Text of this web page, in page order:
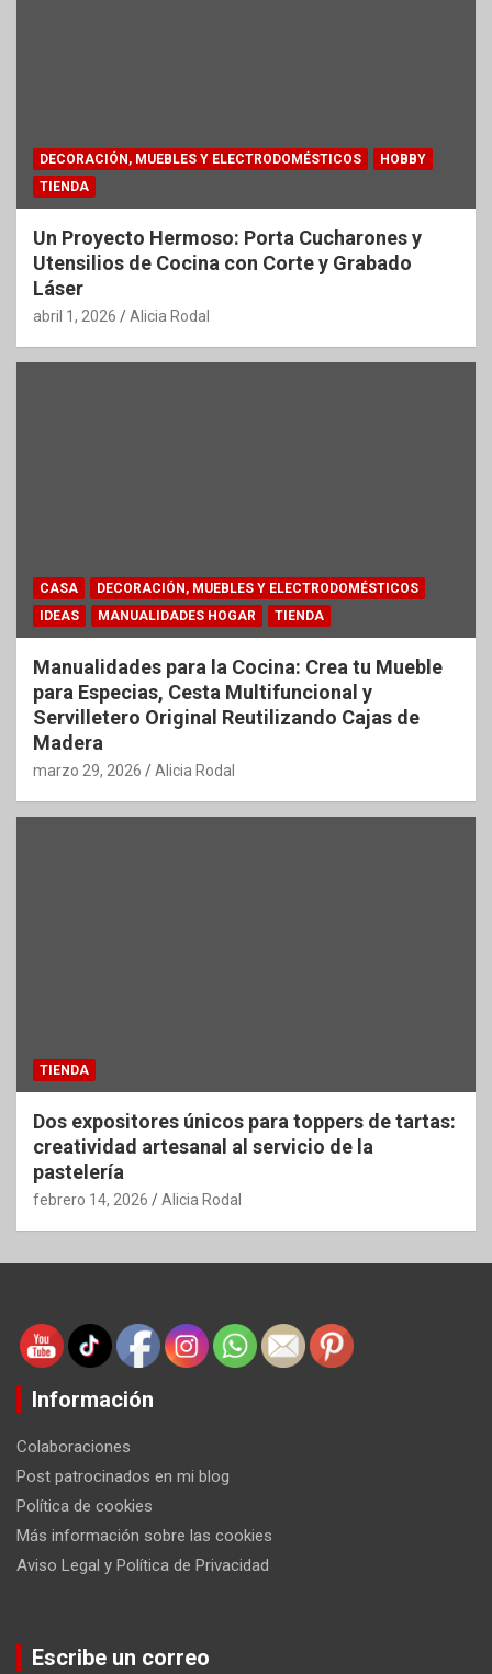
DECORACIÓN, MUEBLES Y ELECTRODOMÉSTICOS
HOBBY
TIENDA
Un Proyecto Hermoso: Porta Cucharones y
Utensilios de Cocina con Corte y Grabado
Láser
abril 1, 2026 Alicia Rodal
CASA
DECORACIÓN, MUEBLES Y ELECTRODOMÉSTICOS
IDEAS
MANUALIDADES HOGAR TIENDA
Manualidades para la Cocina: Crea tu Mueble
para Especias, Cesta Multifuncional y
Servilletero Original Reutilizando Cajas de
Madera
marzo 29, 2026 Alicia Rodal
TIENDA
Dos expositores únicos para toppers de tartas:
creatividad artesanal al servicio de la
pastelería
febrero 14, 2026 Alicia Rodal
Información
Colaboraciones
Post patrocinados en mi blog
Política de cookies
Más información sobre las cookies
Aviso Legal y Política de Privacidad
Escribe un correo